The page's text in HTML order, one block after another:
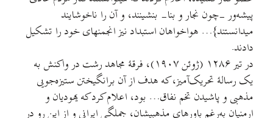
پیشه‌ور -چون نجار و بنا- بنشینند، و آن را ناخوشایند
میدانستند}… هواخواهان استبداد نیز انجمنهای خود را تشکیل
دادند.
در تیر ۱۲۸۶ (ژوئن ۱۹۰۷)، فرقهٔ مجاهد رشت در واکنش به
یک رسالهٔ تحریک‌آمیز، که هدف از آن برانگیختن ستیزه‌جویی
مذهبی و پاشیدن تخم نفاق… بود، اعلام کرد که یهودیان و
ارمنیان به‌رغم باورهای مذهبیشان، جملگی ایرانی و از این رو در